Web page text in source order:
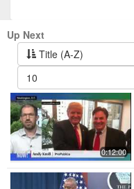
Up Next
Title (A-Z)
10
0:12:00